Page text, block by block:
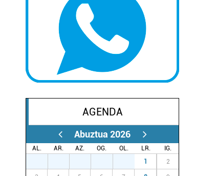
AGENDA
Abuztua 2026
AL. AR. AZ. OG. OL. LR.
IG.
1 2